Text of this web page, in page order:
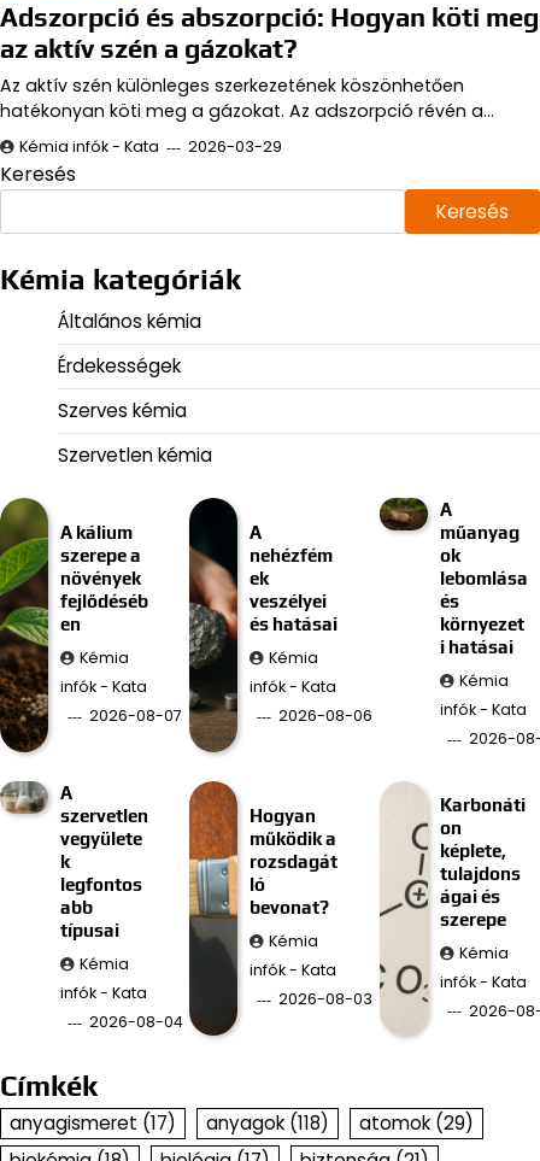
Adszorpció és abszorpció: Hogyan köti meg
az aktív szén a gázokat?
Az aktív szén különleges szerkezetének köszönhetően
hatékonyan köti meg a gázokat. Az adszorpció révén a…
Kémia infók - Kata 2026-03-29
Keresés
Keresés
Kémia kategóriák
Általános kémia
Érdekességek
Szerves kémia
Szervetlen kémia
A kálium
szerepe a
növények
fejlődéséb
en
Kémia
infók - Kata
2026-08-07
A
nehézfém
ek
veszélyei
és hatásai
Kémia
infók - Kata
2026-08-06
A
műanyag
ok
lebomlása
és
környezet
i hatásai
Kémia
infók - Kata
2026-
A
szervetlen
vegyülete
k
legfontos
abb
típusai
Kémia
infók - Kata
2026-08-04
Hogyan
működik a
rozsdagát
ló
bevonat?
Kémia
infók - Kata
2026-08-03
Karbonáti
on
képlete,
tulajdons
ágai és
szerepe
Kémia
infók - Kata
2026-
Címkék
anyagismeret (17) anyagok (118) atomok (29)